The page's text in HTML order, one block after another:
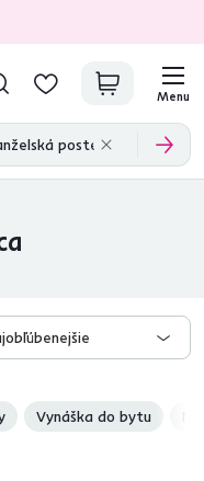
recenzií
Menu
Vynáška do bytu